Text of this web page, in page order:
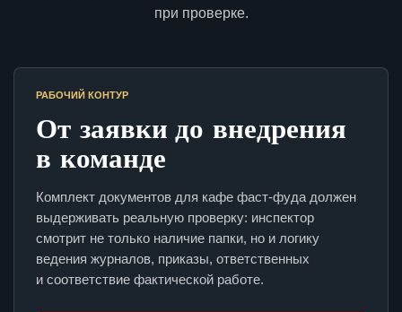
при проверке.
РАБОЧИЙ КОНТУР
От заявки до внедрения
в команде
Комплект документов для кафе фаст-фуда должен
выдерживать реальную проверку: инспектор
смотрит не только наличие папки, но и логику
ведения журналов, приказы, ответственных
и соответствие фактической работе.